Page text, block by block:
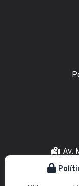
Av.
Jardim